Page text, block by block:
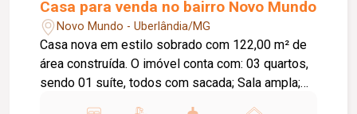
Casa para venda no bairro Novo Mundo
Novo Mundo - Uberlândia/MG
Casa nova em estilo sobrado com 122,00 m² de
área construída. O imóvel conta com: 03 quartos,
sendo 01 suíte, todos com sacada; Sala ampla;